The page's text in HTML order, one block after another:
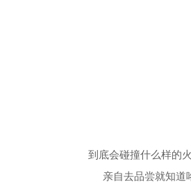
到底会碰撞什么样的
亲自去品尝就知道